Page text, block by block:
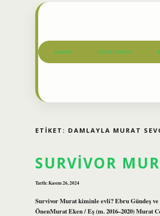
Anasayfa Gizlilik Politikası
ETIKET: DAMLAYLA MURAT
SURVIVOR
Tarih: Kasım 26, 2024
Survivor Murat kiminle evli? Ebru Gündeş
ÖnenMurat Eken / Eş (m. 2016–2020) Murat